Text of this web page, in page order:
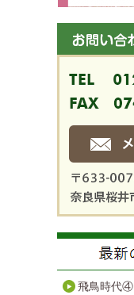
飛鳥時代④